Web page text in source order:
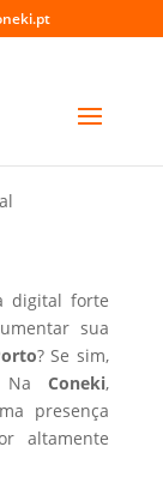
no
digital forte
sua
? Se sim,
NaConeki,
presença
altamente